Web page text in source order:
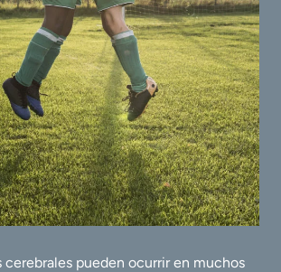
cerebrales pueden ocurrir en muchos